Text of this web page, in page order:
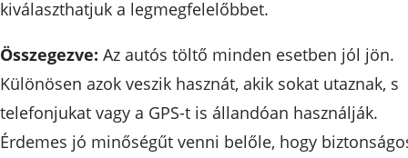
kiválaszthatjuk a legmegfelelőbbet.
Összegezve: Az autós töltő minden esetben jól jön.
Különösen azok veszik hasznát, akik sokat utaznak, s
telefonjukat vagy a GPS-t is állandóan használják.
Érdemes jó minőségűt venni belőle, hogy